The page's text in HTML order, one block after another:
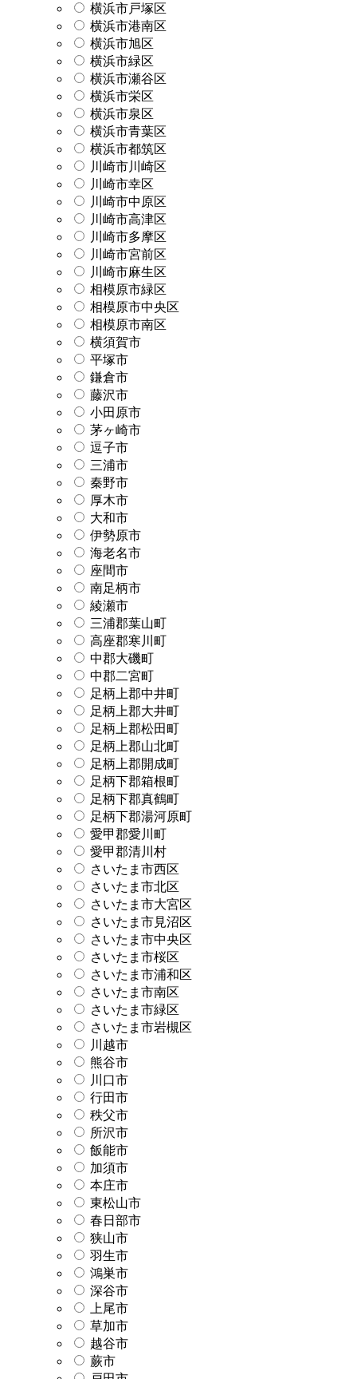
横浜市戸塚区
横浜市港南区
横浜市旭区
横浜市緑区
横浜市瀬谷区
横浜市栄区
横浜市泉区
横浜市青葉区
横浜市都筑区
川崎市川崎区
川崎市幸区
川崎市中原区
川崎市高津区
川崎市多摩区
川崎市宮前区
川崎市麻生区
相模原市緑区
相模原市中央区
相模原市南区
横須賀市
平塚市
鎌倉市
藤沢市
小田原市
茅ヶ崎市
逗子市
三浦市
秦野市
厚木市
大和市
伊勢原市
海老名市
座間市
南足柄市
綾瀬市
三浦郡葉山町
高座郡寒川町
中郡大磯町
中郡二宮町
足柄上郡中井町
足柄上郡大井町
足柄上郡松田町
足柄上郡山北町
足柄上郡開成町
足柄下郡箱根町
足柄下郡真鶴町
足柄下郡湯河原町
愛甲郡愛川町
愛甲郡清川村
さいたま市西区
さいたま市北区
さいたま市大宮区
さいたま市見沼区
さいたま市中央区
さいたま市桜区
さいたま市浦和区
さいたま市南区
さいたま市緑区
さいたま市岩槻区
川越市
熊谷市
川口市
行田市
秩父市
所沢市
飯能市
加須市
本庄市
東松山市
春日部市
狭山市
羽生市
鴻巣市
深谷市
上尾市
草加市
越谷市
蕨市